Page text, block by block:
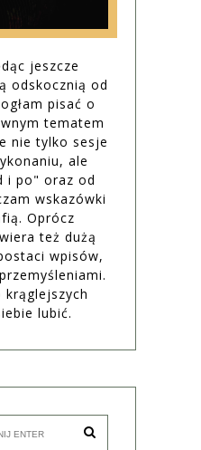
jeszcze
odskocznią od
pisać o
tematem
nie tylko sesje
ale
i po" oraz od
wskazówki
Oprócz
też dużą
wpisów,
lubić.